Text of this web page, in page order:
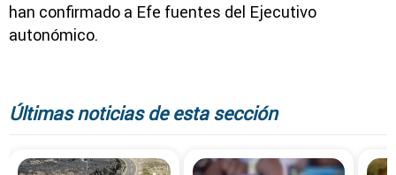
han confirmado a Efe fuentes del Ejecutivo
autonómico.
Últimas noticias de esta sección